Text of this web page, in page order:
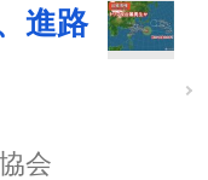
進路
会